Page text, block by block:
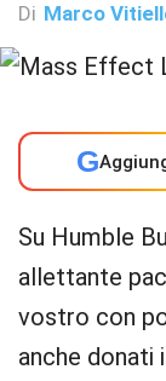
Di Marco
G
Su Humble
allettante
vostro con
anche donati